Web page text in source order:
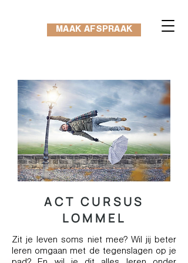
MAAK AFSPRAAK
ACT CURSUS
LOMMEL
Zit je leven soms niet mee? Wil jij beter
leren omgaan met de tegenslagen op je